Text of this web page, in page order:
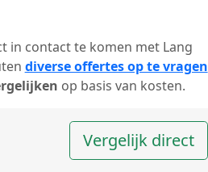
in contact te komen met Lang
diverse offertes op te vragen
op basis van kosten.
Vergelijk direct